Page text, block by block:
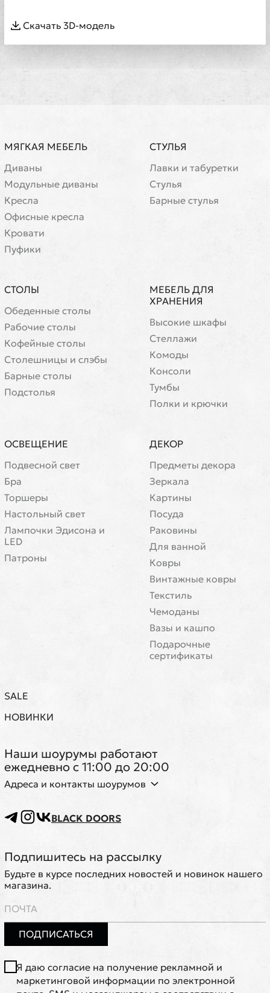
Скачать 3D-модель
МЯГКАЯ МЕБЕЛЬ
Диваны
Модульные диваны
Кресла
Офисные кресла
Кровати
Пуфики
СТУЛЬЯ
Лавки и табуретки
Стулья
Барные стулья
СТОЛЫ
Обеденные столы
Рабочие столы
Кофейные столы
Cтолешницы и слэбы
Барные столы
Подстолья
МЕБЕЛЬ ДЛЯ
ХРАНЕНИЯ
Высокие шкафы
Стеллажи
Комоды
Консоли
Тумбы
Полки и крючки
ОСВЕЩЕНИЕ
Подвесной свет
Бра
Торшеры
Настольный свет
Лампочки Эдисона и
LED
Патроны
ДЕКОР
Предметы декора
Зеркала
Картины
Посуда
Раковины
Для ванной
Ковры
Винтажные ковры
Текстиль
Чемоданы
Вазы и кашпо
Подарочные
сертификаты
SALE
НОВИНКИ
Наши шоурумы работают
ежедневно с 11:00 до 20:00
Адреса и контакты шоурумов
BLACK DOORS
Подпишитесь на рассылку
Будьте в курсе последних новостей и новинок нашего
магазина.
ПОДПИСАТЬСЯ
Я даю согласие на получение рекламной и
маркетинговой информации по электронной